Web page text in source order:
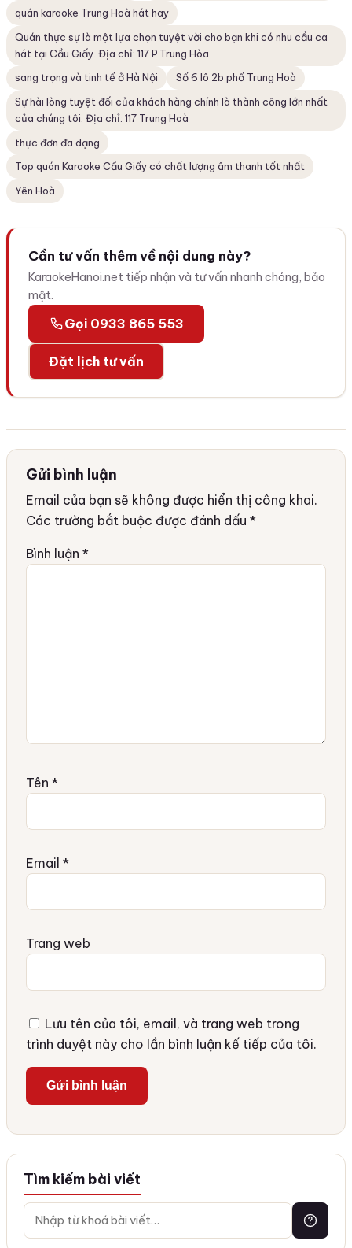
quán karaoke Trung Hoà hát hay
Quán thực sự là một lựa chọn tuyệt vời cho bạn khi có nhu cầu ca
hát tại Cầu Giấy. Địa chỉ: 117 P.Trung Hòa
sang trọng và tinh tế ở Hà Nội
Số 6 lô 2b phố Trung Hoà
Sự hài lòng tuyệt đối của khách hàng chính là thành công lớn nhất
của chúng tôi. Địa chỉ: 117 Trung Hoà
thực đơn đa dạng
Top quán Karaoke Cầu Giấy có chất lượng âm thanh tốt nhất​
Yên Hoà
Cần tư vấn thêm về nội dung này?
KaraokeHanoi.net tiếp nhận và tư vấn nhanh chóng, bảo
mật.
Gọi 0933 865 553
Đặt lịch tư vấn
Gửi bình luận
Email của bạn sẽ không được hiển thị công khai.
Các trường bắt buộc được đánh dấu *
Bình luận *
Tên *
Email *
Trang web
Lưu tên của tôi, email, và trang web trong
trình duyệt này cho lần bình luận kế tiếp của tôi.
Tìm kiếm bài viết